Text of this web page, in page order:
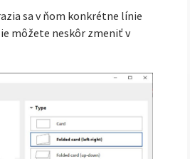
sa v ňom konkrétne línie
môžete neskôr zmeniť v